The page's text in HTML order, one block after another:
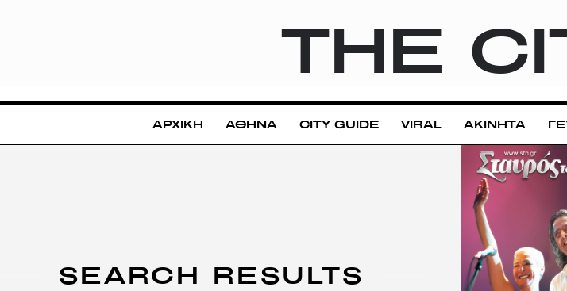
THE
ΑΡΧΙΚΗ ΑΘΗΝΑ CITY GUIDE VIRAL ΑΚΙΝΗΤΑ
SEARCH RESULTS